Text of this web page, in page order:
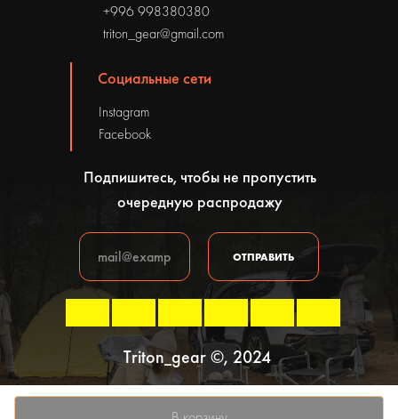
Подпишитесь, чтобы не пропустить
очередную распродажу
Triton_gear ©, 2024
Политика конфиденциальности
ОТПРАВИТЬ
+996 998380380
triton_gear@gmail.com
Социальные сети
Instagram
Facebook